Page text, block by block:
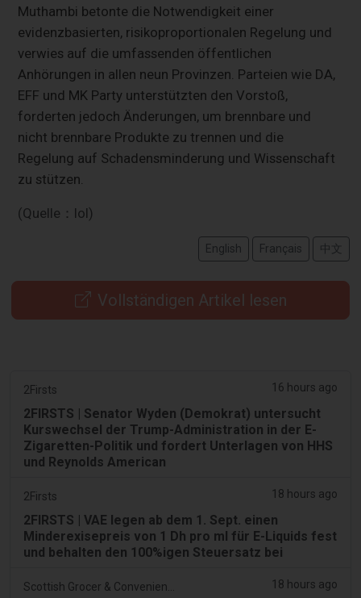
Muthambi betonte die Notwendigkeit einer
evidenzbasierten, risikoproportionalen Regelung und
verwies auf die umfassenden öffentlichen
Anhörungen in allen neun Provinzen. Parteien wie DA,
EFF und MK Party unterstützten den Vorstoß,
forderten jedoch Änderungen, um brennbare und
nicht brennbare Produkte zu trennen und die
Regelung auf Schadensminderung und Wissenschaft
zu stützen.
(Quelle：Iol)
English Français 中文
Vollständigen Artikel lesen
2Firsts 16 hours ago
2FIRSTS | Senator Wyden (Demokrat) untersucht
Kurswechsel der Trump-Administration in der E-
Zigaretten-Politik und fordert Unterlagen von HHS
und Reynolds American
2Firsts 18 hours ago
2FIRSTS | VAE legen ab dem 1. Sept. einen
Minderexisepreis von 1 Dh pro ml für E-Liquids fest
und behalten den 100%igen Steuersatz bei
18 hours ago